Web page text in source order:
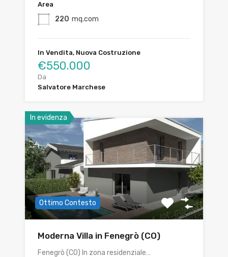
Area
220 mq.com
In Vendita, Nuova Costruzione
€550.000
Da
Salvatore Marchese
In evidenza
Ottimo Contesto
Moderna Villa in Fenegrò (CO)
Fenegrò (CO) In zona residenziale…